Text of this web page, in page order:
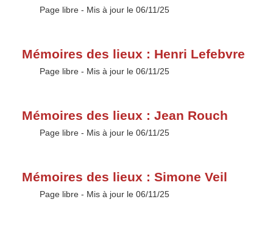
Type :
Page libre - Mis à jour le 06/11/25
Mémoires des lieux : Henri Lefebvre
Type :
Page libre - Mis à jour le 06/11/25
Mémoires des lieux : Jean Rouch
Type :
Page libre - Mis à jour le 06/11/25
Mémoires des lieux : Simone Veil
Type :
Page libre - Mis à jour le 06/11/25